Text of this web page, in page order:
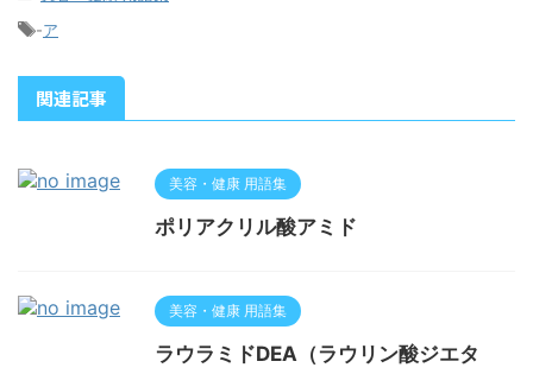
-ア
関連記事
美容・健康 用語集
ポリアクリル酸アミド
美容・健康 用語集
ラウラミドDEA（ラウリン酸ジエタ